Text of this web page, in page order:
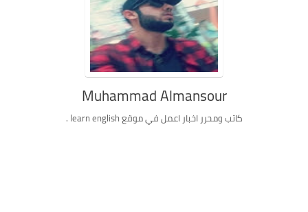
Muhammad Almansour
كاتب ومحرر اخبار اعمل في موقع learn english .